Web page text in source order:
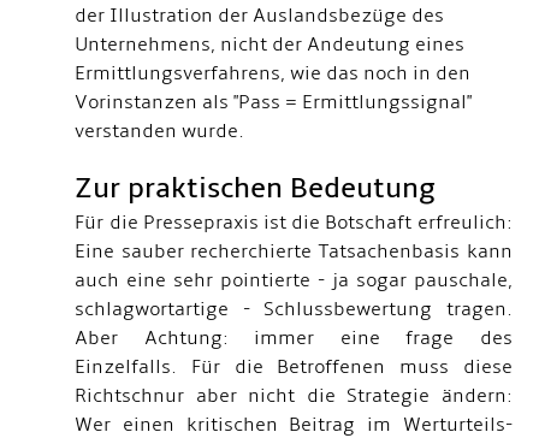
der Illustration der Auslandsbezüge des
Unternehmens, nicht der Andeutung eines
Ermittlungsverfahrens, wie das noch in den
Vorinstanzen als "Pass = Ermittlungssignal"
verstanden wurde.
Zur praktischen Bedeutung
Für die Pressepraxis ist die Botschaft erfreulich:
Eine sauber recherchierte Tatsachenbasis kann
auch eine sehr pointierte - ja sogar pauschale,
schlagwortartige - Schlussbewertung tragen.
Aber Achtung: immer eine frage des
Einzelfalls. Für die Betroffenen muss diese
Richtschnur aber nicht die Strategie ändern:
Wer einen kritischen Beitrag im Werturteils-